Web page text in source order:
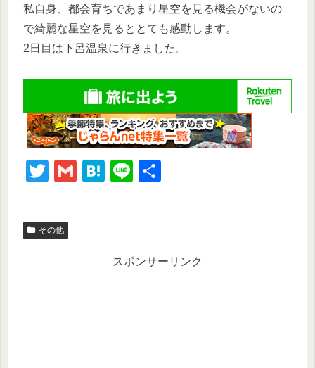
私自身、都会育ちであまり星空を見る機会がないの
で綺麗な星空を見るととても感動します。
2日目は下呂温泉に行きました。
T
tt
er
G
H
a
Li
その他
スポンサーリンク